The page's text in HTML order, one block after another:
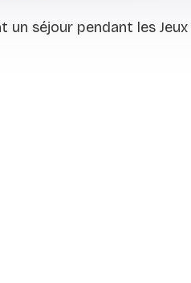
séjour pendant les